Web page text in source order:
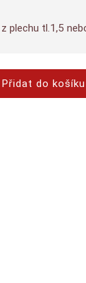
plechu tl.1,5